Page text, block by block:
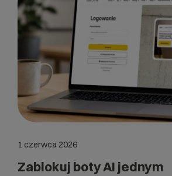
1 czerwca 2026
Zablokuj boty AI jednym